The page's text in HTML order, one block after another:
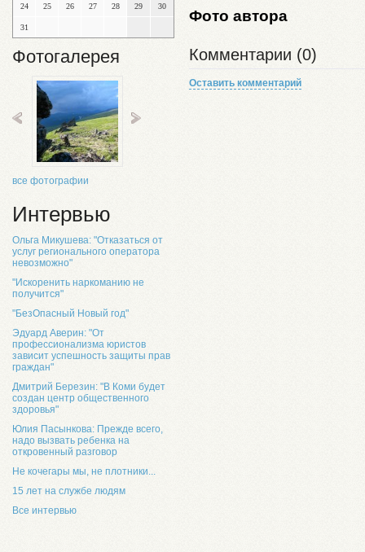
24 25 26 27 28 29 30
31
Фотогалерея
все фотографии
Интервью
Ольга Микушева: "Отказаться от
услуг регионального оператора
невозможно"
"Искоренить наркоманию не
получится"
"БезОпасный Новый год"
Эдуард Аверин: "От
профессионализма юристов
зависит успешность защиты прав
граждан"
Дмитрий Березин: "В Коми будет
создан центр общественного
здоровья"
Юлия Пасынкова: Прежде всего,
надо вызвать ребенка на
откровенный разговор
Не кочегары мы, не плотники...
15 лет на службе людям
Все интервью
Фото автора
Комментарии (0)
Оставить комментарий